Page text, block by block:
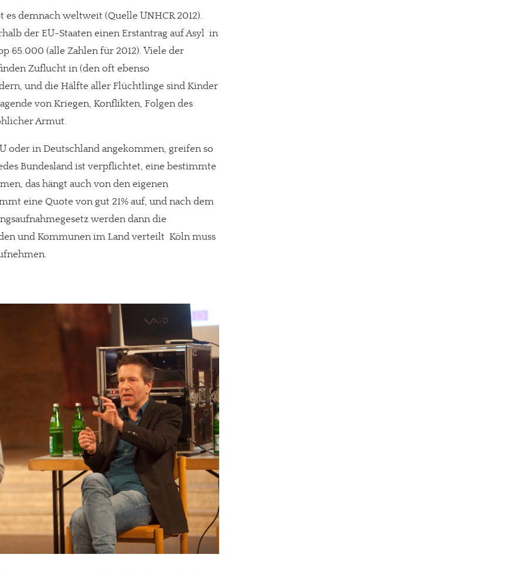
Arbeit?
und Werbung. Beide Einnahmequellen sind in den letzten Monaten stark zurückgegangen.
schätzen, kannst Du uns mit einer kleinen Spende unterstützen.
demnach weltweit (Quelle UNHCR 2012).
der EU-Staaten einen Erstantrag auf Asyl  in
65.000 (alle Zahlen für 2012). Viele der
Zuflucht in (den oft ebenso
und die Hälfte aller Flüchtlinge sind Kinder
von Kriegen, Konflikten, Folgen des
Armut.
oder in Deutschland angekommen, greifen so
Bundesland ist verpflichtet, eine bestimmte
das hängt auch von den eigenen
eine Quote von gut 21% auf, und nach dem
werden dann die
und Kommunen im Land verteilt  Köln muss